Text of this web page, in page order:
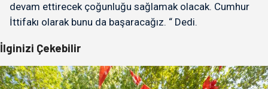
devam ettirecek çoğunluğu sağlamak olacak. Cumhur
İttifakı olarak bunu da başaracağız. “ Dedi.
İlginizi Çekebilir